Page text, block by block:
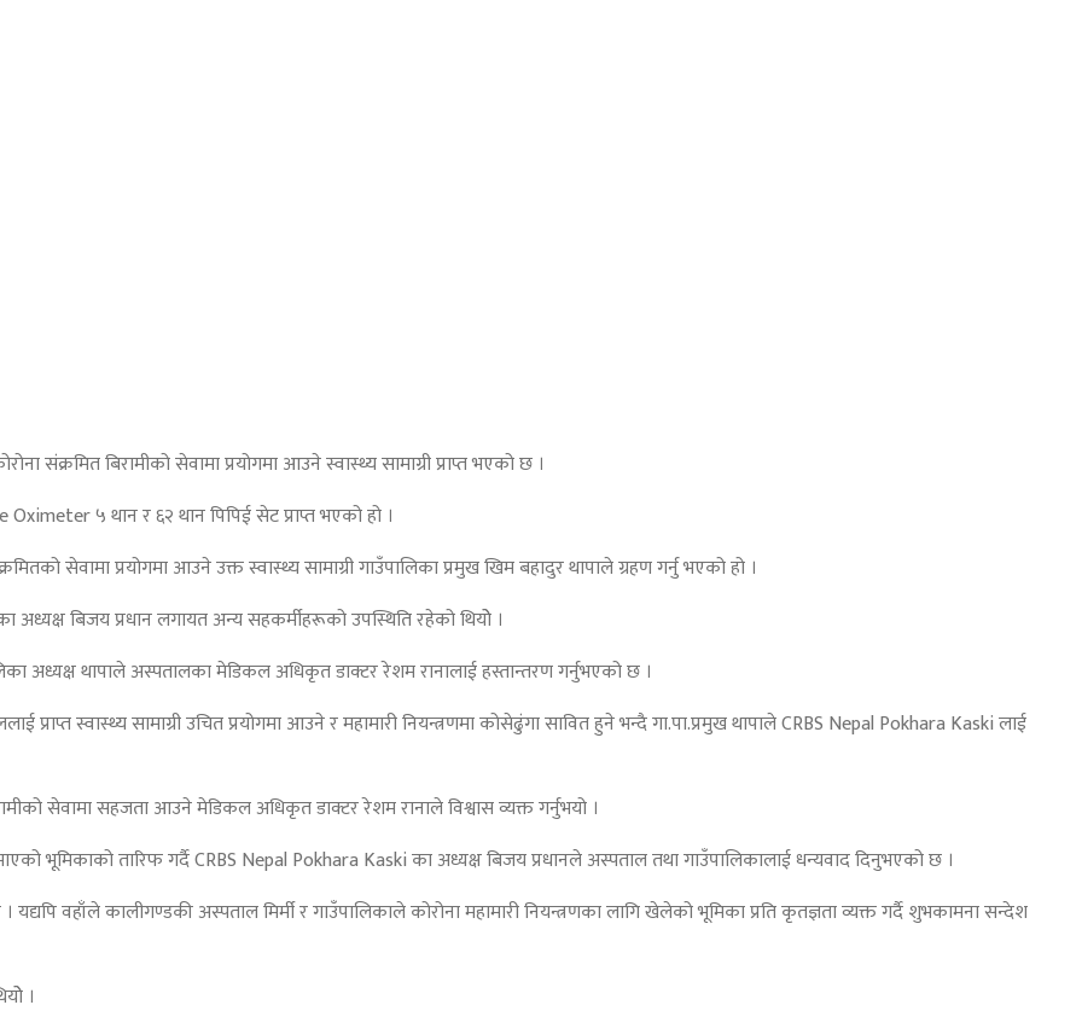
संक्रमित बिरामीको सेवामा प्रयोगमा आउने स्वास्थ्य सामाग्री प्राप्त भएको छ ।
५ थान र ६२ थान पिपिई सेट प्राप्त भएको हो ।
सेवामा प्रयोगमा आउने उक्त स्वास्थ्य सामाग्री गाउँपालिका प्रमुख खिम बहादुर थापाले ग्रहण गर्नु भएको हो ।
अध्यक्ष बिजय प्रधान लगायत अन्य सहकर्मीहरूको उपस्थिति रहेको थियोे ।
अध्यक्ष थापाले अस्पतालका मेडिकल अधिकृत डाक्टर रेशम रानालाई हस्तान्तरण गर्नुभएको छ ।
स्वास्थ्य सामाग्री उचित प्रयोगमा आउने र महामारी नियन्त्रणमा कोसेढुंगा सावित हुने भन्दै गा.पा.प्रमुख थापाले CRBS Nepal Pokhara Kaski लाई
सेवामा सहजता आउने मेडिकल अधिकृत डाक्टर रेशम रानाले विश्वास व्यक्त गर्नुभयो ।
भूमिकाको तारिफ गर्दै CRBS Nepal Pokhara Kaski का अध्यक्ष बिजय प्रधानले अस्पताल तथा गाउँपालिकालाई धन्यवाद दिनुभएको छ ।
वहाँले कालीगण्डकी अस्पताल मिर्मी र गाउँपालिकाले कोरोना महामारी नियन्त्रणका लागि खेलेको भूमिका प्रति कृतज्ञता व्यक्त गर्दै शुभकामना सन्देश
।